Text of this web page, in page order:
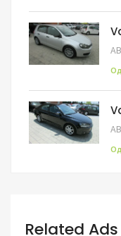
Од
Од
Related Ads